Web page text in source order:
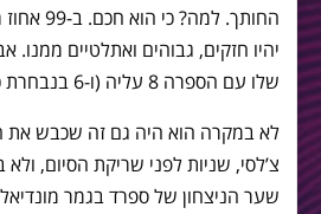
החותך.
יהיו חזקים, גבוהים ואתלטיים ממנו.
שלו עם הספרה 8 עליה (ו-6 בנבחרת כמובן).
לא במקרה הוא היה גם זה שכבש את
צ’לסי, שניות לפני שריקת הסיום,